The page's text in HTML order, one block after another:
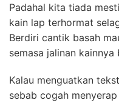
Padahal kita tiada
kain lap terhormat
Berdiri cantik basah
semasa jalinan kainnya
Kalau menguatkan
sebab cogah